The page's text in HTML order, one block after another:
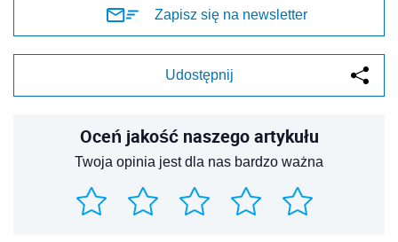
Zapisz się na newsletter
Udostępnij
Oceń jakość naszego artykułu
Twoja opinia jest dla nas bardzo ważna